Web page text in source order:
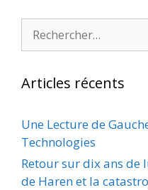
Rechercher :
Articles récents
Une Lecture de
Technologies
Retour sur dix ans de
de Haren et la